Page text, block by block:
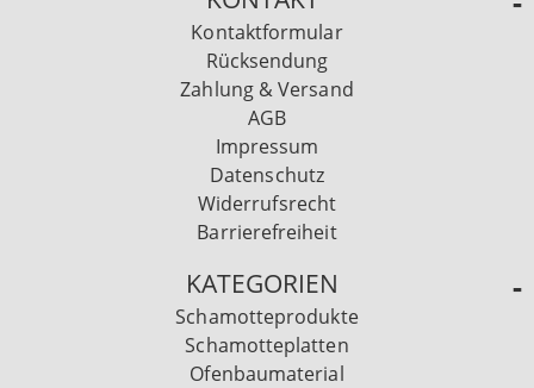
Kontaktformular
Rücksendung
Zahlung & Versand
AGB
Impressum
Datenschutz
Widerrufsrecht
Barrierefreiheit
KATEGORIEN
Schamotteprodukte
Schamotteplatten
Ofenbaumaterial